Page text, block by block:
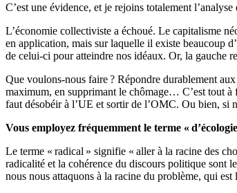
C’est une évidence, et je rejoins totalement
L’économie collectiviste a échoué. Le capitalisme
en application, mais sur laquelle il existe beaucoup
de celui-ci pour atteindre nos idéaux. Or, la gauche
Que voulons-nous faire ? Répondre durablement
maximum, en supprimant le chômage… C’est tout à
faut désobéir à l’UE et sortir de l’OMC. Ou bien, si
Vous employez fréquemment le terme «
Le terme « radical » signifie « aller à la racine des
radicalité et la cohérence du discours politique sont
nous nous attaquons à la racine du problème, qui